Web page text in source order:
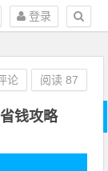
登录
钱攻略
论 阅读87